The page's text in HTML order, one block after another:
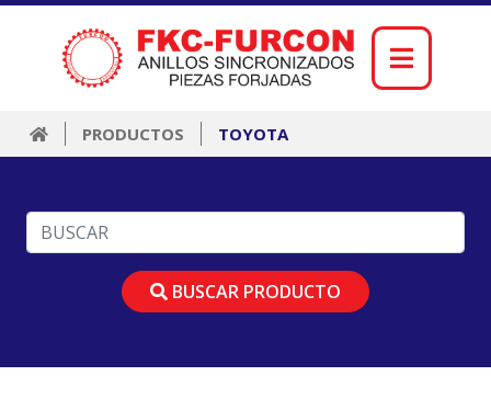
PRODUCTOS TOYOTA
BUSCAR PRODUCTO